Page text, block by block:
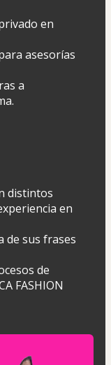
en
asesorías
a
distintos
en
de sus frases
de
FASHION